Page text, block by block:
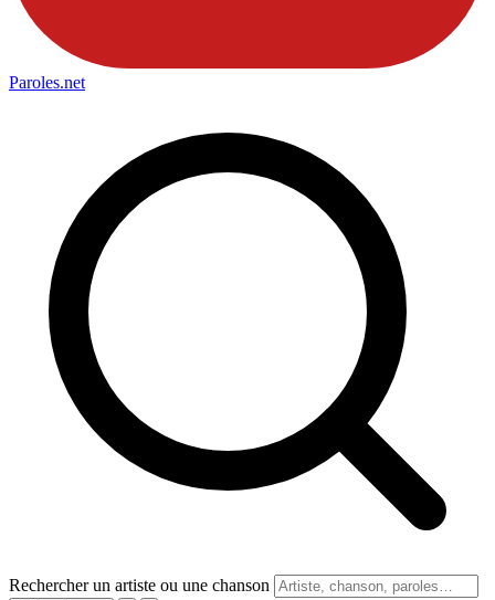
Paroles.net
Rechercher un artiste ou une chanson